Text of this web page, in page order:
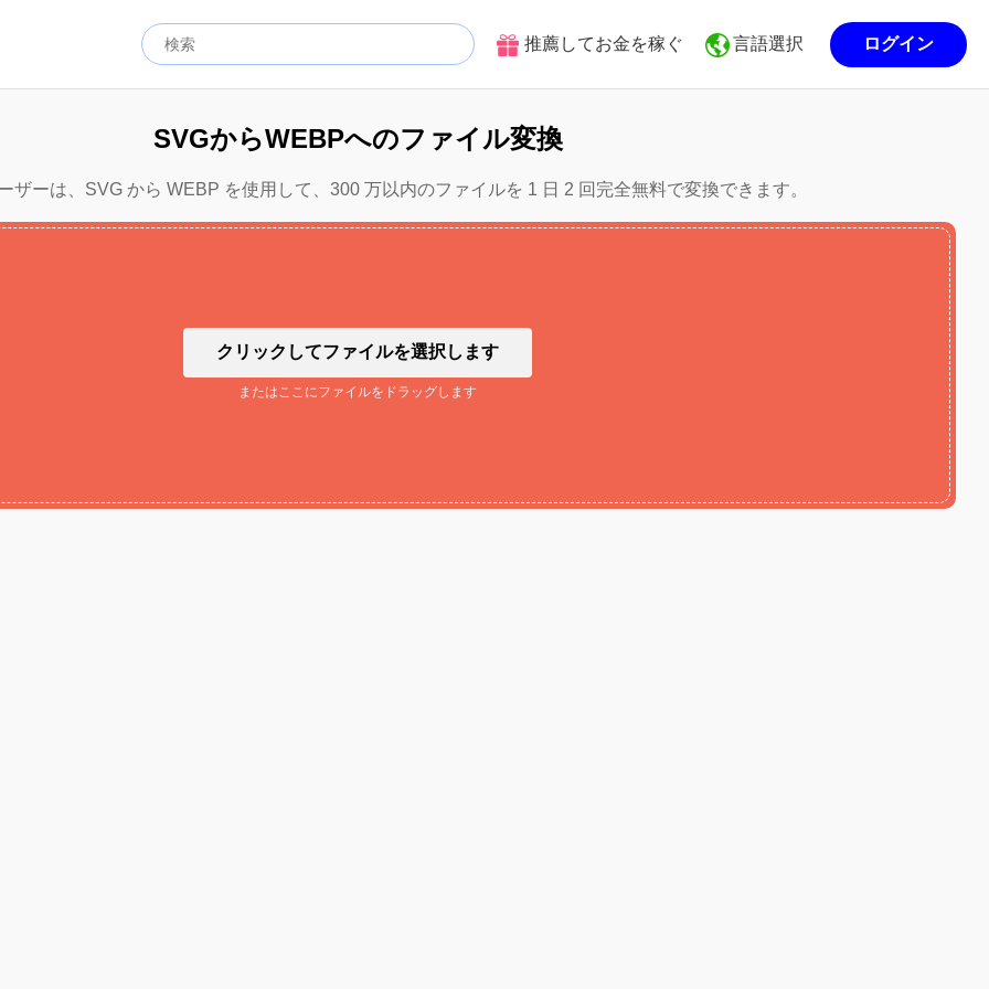
推薦してお金を稼ぐ 言語選択 ログイン
SVGからWEBPへのファイル変換
ザーは、SVG から WEBP を使用して、300 万以内のファイルを 1 日 2 回完全無料で変換できます。
クリックしてファイルを選択します
またはここにファイルをドラッグします